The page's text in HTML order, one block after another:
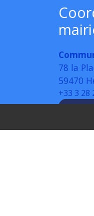
78 la
59470
+33 3 28
Votre